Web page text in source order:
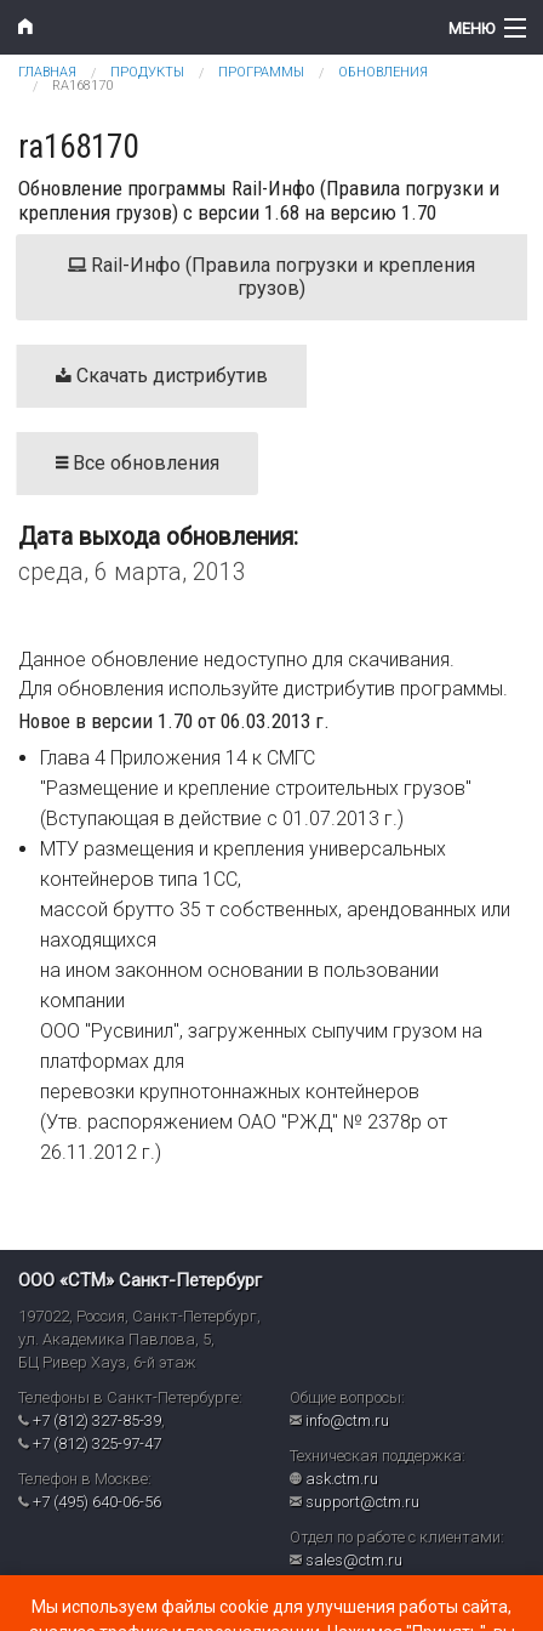
Перейти к основному содержанию
МЕНЮ
Компания
Новости
Продукты
Контакты
Вы здесь
ГЛАВНАЯ ПРОДУКТЫ ПРОГРАММЫ
ОБНОВЛЕНИЯ
RA168170
ra168170
Обновление программы Rail-Инфо (Правила погрузки и
крепления грузов) с версии 1.68 на версию 1.70
Rail-Инфо (Правила погрузки и крепления
грузов)
Скачать дистрибутив
Все обновления
Дата выхода обновления:
среда, 6 марта, 2013
Данное обновление недоступно для скачивания.
Для обновления используйте дистрибутив программы.
Новое в версии 1.70 от 06.03.2013 г.
Глава 4 Приложения 14 к СМГС
"Размещение и крепление строительных грузов"
(Вступающая в действие с 01.07.2013 г.)
МТУ размещения и крепления универсальных
контейнеров типа 1СС,
массой брутто 35 т собственных, арендованных или
находящихся
на ином законном основании в пользовании
компании
ООО "Русвинил", загруженных сыпучим грузом на
платформах для
перевозки крупнотоннажных контейнеров
(Утв. распоряжением ОАО "РЖД" № 2378р от
26.11.2012 г.)
ООО «СТМ» Санкт-Петербург
197022, Россия Санкт-Петербург
ул. Академика Павлова, 5,
БЦ Ривер Хауз 6-й этаж
Телефоны в Санкт-Петербурге:
+7 (812) 327-85-39,
+7 (812) 325-97-47
Телефон в Москве:
+7 (495) 640-06-56
Общие вопросы:
info@ctm.ru
Техническая поддержка:
ask.ctm.ru
support@ctm.ru
Отдел по работе с клиентами:
sales@ctm.ru
Мы используем файлы cookie для улучшения работы сайта,